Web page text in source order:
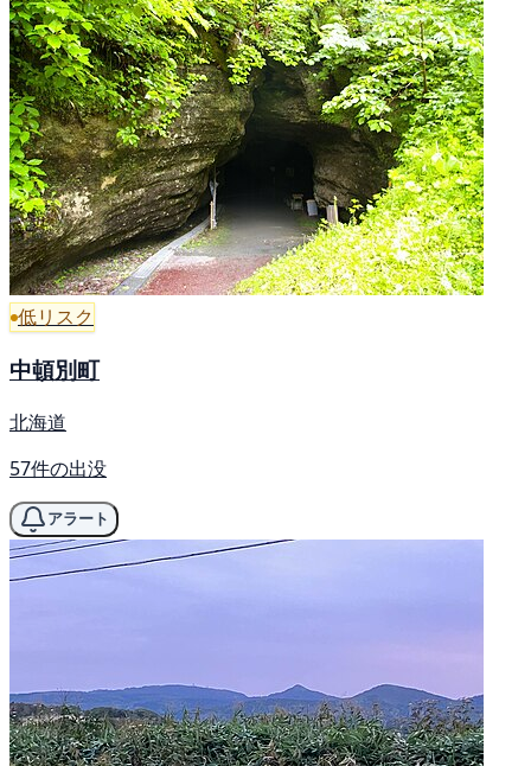
低リスク
中頓別町
北海道
57件の出没
アラート